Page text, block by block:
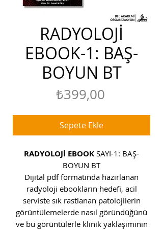
RADYOLOJİ
EBOOK-1: BAŞ-
BOYUN BT
₺399,00Fiyat
Sepete Ekle
RADYOLOJİ EBOOK SAYI-1: BAŞ-
BOYUN BT
Dijital pdf formatında hazırlanan
radyoloji ebookların hedefi, acil
serviste sık rastlanan patolojilerin
görüntülemelerde nasıl göründüğünü
ve bu görüntülerle klinik yaklaşımının